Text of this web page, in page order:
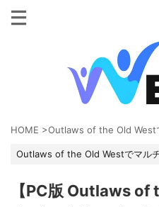
HOME >Outlaws of the Old West
Outlaws of the Old Westでマル
【PC版 Outlaws